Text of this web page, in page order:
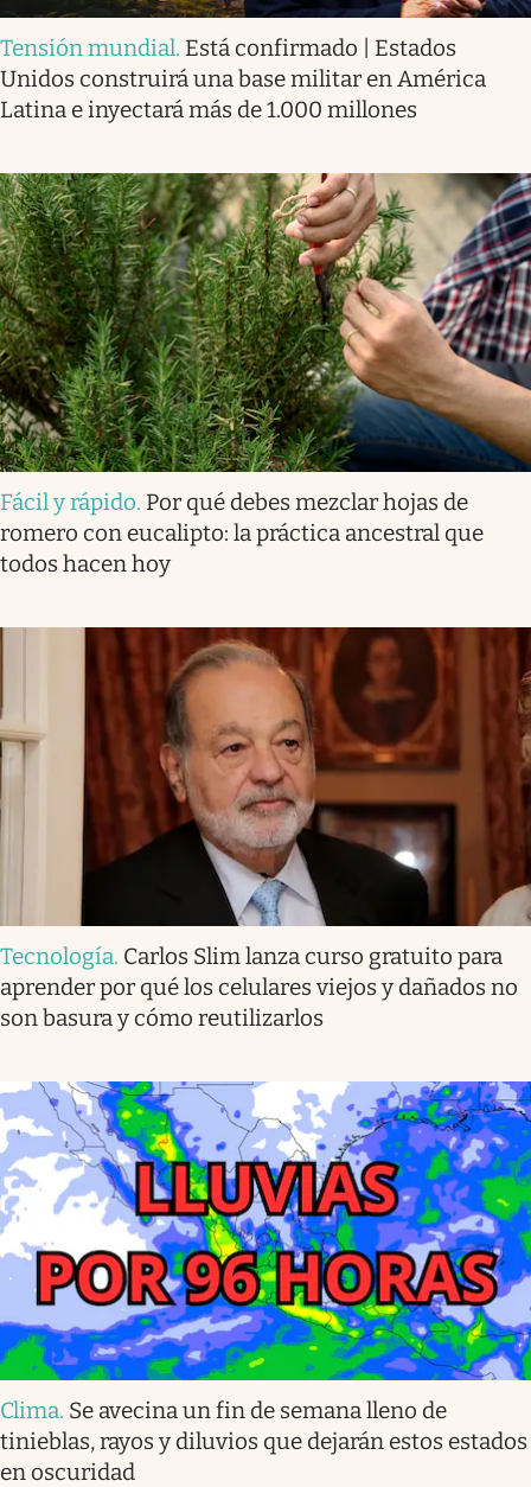
Tensión mundial. Está confirmado | Estados
Unidos construirá una base militar en América
Latina e inyectará más de 1.000 millones
Fácil y rápido. Por qué debes mezclar hojas de
romero con eucalipto: la práctica ancestral que
todos hacen hoy
Tecnología. Carlos Slim lanza curso gratuito para
aprender por qué los celulares viejos y dañados no
son basura y cómo reutilizarlos
Clima. Se avecina un fin de semana lleno de
tinieblas, rayos y diluvios que dejarán estos estados
en oscuridad